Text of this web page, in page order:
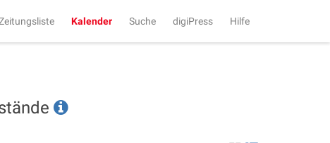
Kalender Suche digiPress Hilfe